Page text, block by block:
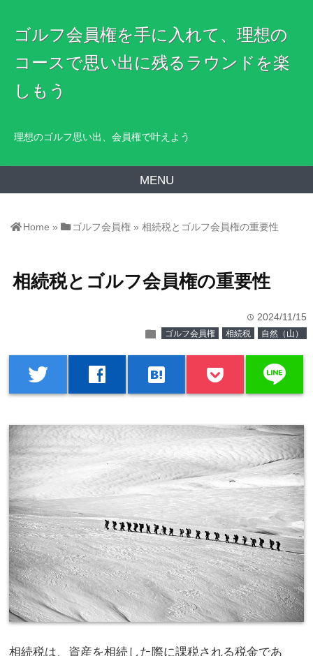
ゴルフ会員権を手に入れて、理想の
コースで思い出に残るラウンドを楽
しもう
理想のゴルフ思い出、会員権で叶えよう
MENU
Home » ゴルフ会員権 »相続税とゴルフ会員権の重要性
相続税とゴルフ会員権の重要性
time 2024/11/15
folder ゴルフ会員権 相続税 自然（山）
twitter facebook hatenabookmark line
相続税は、資産を相続した際に課税される税金であ